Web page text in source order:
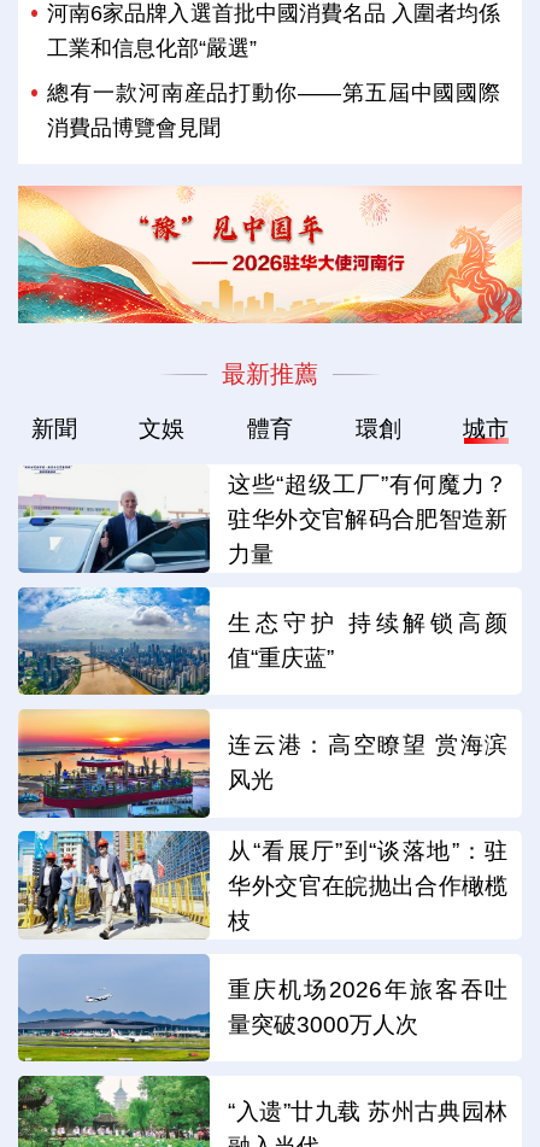
河南6家品牌入選首批中國消費名品 入圍者均係
工業和信息化部“嚴選”
總有一款河南産品打動你——第五屆中國國際
消費品博覽會見聞
最新推薦
新聞 文娛 體育 環創 城市
这些“超级工厂”有何魔力？
驻华外交官解码合肥智造新
力量
生态守护 持续解锁高颜
值“重庆蓝”
连云港：高空瞭望 赏海滨
风光
从“看展厅”到“谈落地”：驻
华外交官在皖抛出合作橄榄
枝
重庆机场2026年旅客吞吐
量突破3000万人次
“入遗”廿九载 苏州古典园林